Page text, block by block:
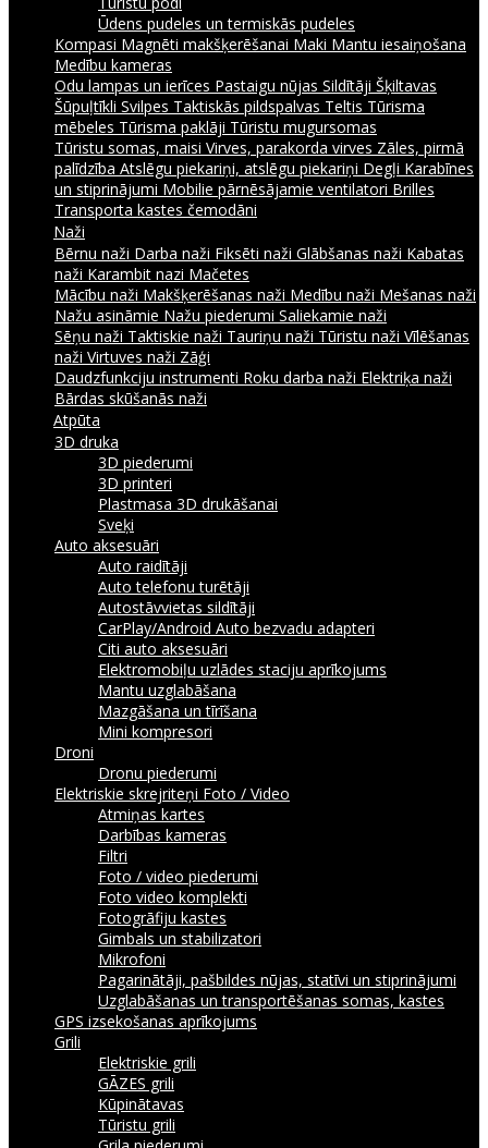
Ūdens pudeles un termiskās pudeles
Kompasi Magnēti makšķerēšanai Maki Mantu iesaiņošana
Medību kameras
Odu lampas un ierīces Pastaigu nūjas Sildītāji Šķiltavas
Šūpuļtīkli Svilpes Taktiskās pildspalvas Teltis Tūrisma
mēbeles Tūrisma paklāji Tūristu mugursomas
Tūristu somas, maisi Virves, parakorda virves Zāles, pirmā
palīdzība Atslēgu piekariņi, atslēgu piekariņi Degļi Karabīnes
un stiprinājumi Mobilie pārnēsājamie ventilatori Brilles
Transporta kastes čemodāni
Naži
Bērnu naži Darba naži Fiksēti naži Glābšanas naži Kabatas
naži Karambit nazi Mačetes
Mācību naži Makšķerēšanas naži Medību naži Mešanas naži
Nažu asināmie Nažu piederumi Saliekamie naži
Sēņu naži Taktiskie naži Tauriņu naži Tūristu naži Vīlēšanas
naži Virtuves naži Zāģi
Daudzfunkciju instrumenti Roku darba naži Elektriķa naži
Bārdas skūšanās naži
Atpūta
3D druka
3D piederumi
3D printeri
Plastmasa 3D drukāšanai
Sveķi
Auto aksesuāri
Auto raidītāji
Auto telefonu turētāji
Autostāvvietas sildītāji
CarPlay/Android Auto bezvadu adapteri
Citi auto aksesuāri
Elektromobiļu uzlādes staciju aprīkojums
Mantu uzglabāšana
Mazgāšana un tīrīšana
Mini kompresori
Droni
Dronu piederumi
Elektriskie skrejriteņi Foto / Video
Atmiņas kartes
Darbības kameras
Filtri
Foto / video piederumi
Foto video komplekti
Fotogrāfiju kastes
Gimbals un stabilizatori
Mikrofoni
Pagarinātāji, pašbildes nūjas, statīvi un stiprinājumi
Uzglabāšanas un transportēšanas somas, kastes
GPS izsekošanas aprīkojums
Grili
Elektriskie grili
GĀZES grili
Kūpinātavas
Tūristu grili